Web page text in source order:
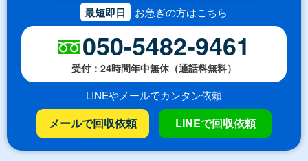
最短即日 お急ぎの方はこちら
050-5482-9461
受付：24時間年中無休（通話料無料）
LINEやメールでカンタン依頼
メールで回収依頼 LINEで回収依頼